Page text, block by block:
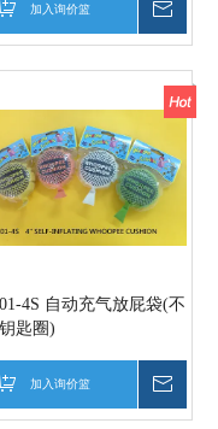
加入询价篮
4S 自动充气放屁袋(不
匙圈)
加入询价篮